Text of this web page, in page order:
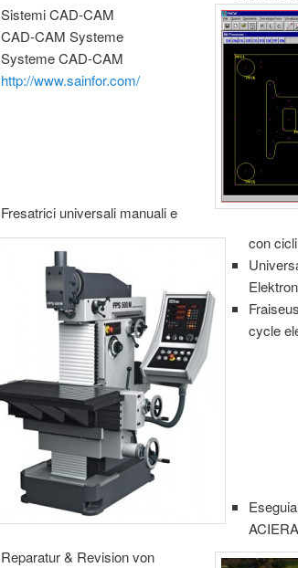
Sistemi CAD-CAM
CAD-CAM Systeme
Systeme CAD-CAM
http://www.sainfor.com/
Fresatrici universali manuali e
con
cycle
ACIERA
Reparatur & Revision von